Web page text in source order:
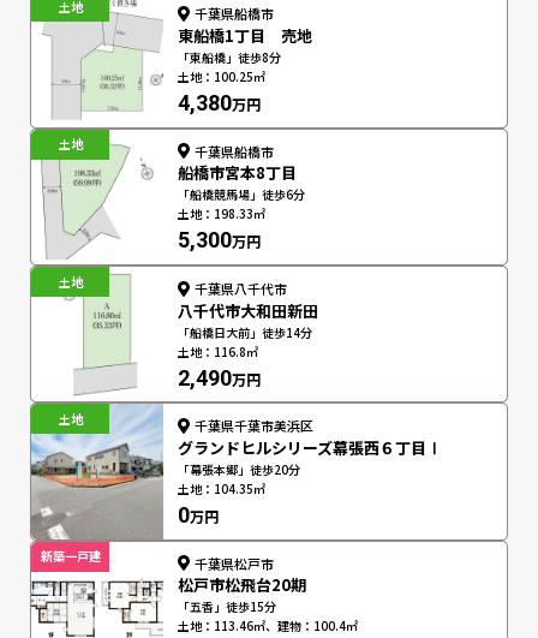
土地 千葉県船橋市
東船橋1丁目 売地
「東船橋」徒歩8分
土地：100.25㎡
4,380万円
土地 千葉県船橋市
船橋市宮本8丁目
「船橋競馬場」徒歩6分
土地：198.33㎡
5,300万円
土地 千葉県八千代市
八千代市大和田新田
「船橋日大前」徒歩14分
土地：116.8㎡
2,490万円
土地 千葉県千葉市美浜区
グランドヒルシリーズ幕張西６丁目Ⅰ
「幕張本郷」徒歩20分
土地：104.35㎡
0万円
新築一戸建 千葉県松戸市
松戸市松飛台20期
「五香」徒歩15分
土地：113.46㎡、建物：100.4㎡